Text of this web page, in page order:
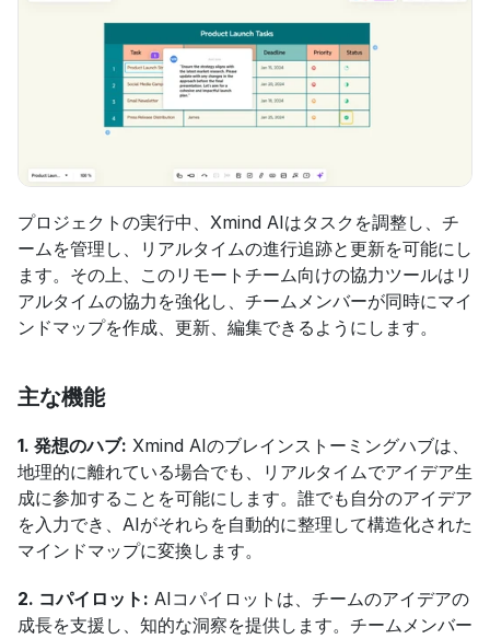
プロジェクトの実行中、Xmind AIはタスクを調整し、チ
ームを管理し、リアルタイムの進行追跡と更新を可能にし
ます。その上、このリモートチーム向けの協力ツールはリ
アルタイムの協力を強化し、チームメンバーが同時にマイ
ンドマップを作成、更新、編集できるようにします。
主な機能
1. 発想のハブ: Xmind AIのブレインストーミングハブは、
地理的に離れている場合でも、リアルタイムでアイデア生
成に参加することを可能にします。誰でも自分のアイデア
を入力でき、AIがそれらを自動的に整理して構造化された
マインドマップに変換します。
2. コパイロット: AIコパイロットは、チームのアイデアの
成長を支援し、知的な洞察を提供します。チームメンバー